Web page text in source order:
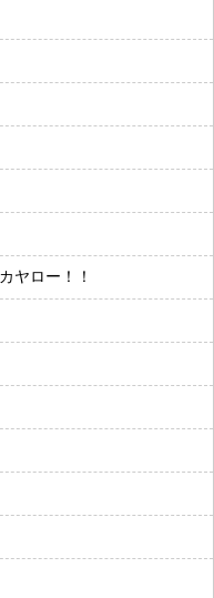
ヤロー！！